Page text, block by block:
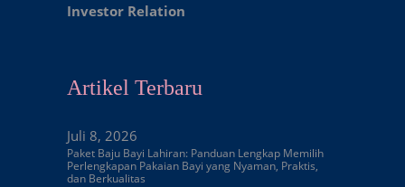
Investor Relation
Artikel Terbaru
Juli 8, 2026
Paket Baju Bayi Lahiran: Panduan Lengkap Memilih
Perlengkapan Pakaian Bayi yang Nyaman, Praktis,
dan Berkualitas